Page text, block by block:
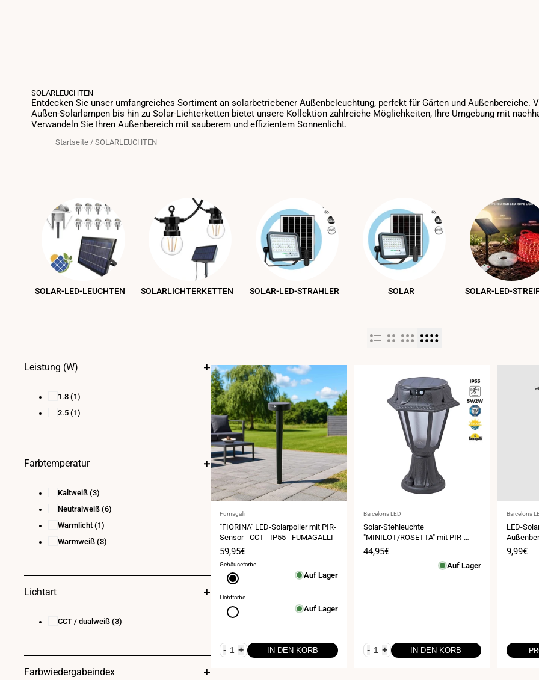
SOLARLEUCHTEN
Entdecken Sie unser umfangreiches Sortiment an solarbetriebener Außenbeleuchtung, perfekt für Gärten und Außenbereiche.
Außen-Solarlampen bis hin zu Solar-Lichterketten bietet unsere Kollektion zahlreiche Möglichkeiten, Ihre Umgebung mit
Verwandeln Sie Ihren Außenbereich mit sauberem und effizientem Sonnenlicht.
Startseite / SOLARLEUCHTEN
SOLAR-LED-LEUCHTEN SOLARLICHTERKETTEN SOLAR-LED-STRAHLER SOLAR SOLAR-LED-
Anbieter:
Fumagalli
"FIORINA" LED-Solarpoller mit PIR-
Sensor - CCT - IP55 - FUMAGALLI
Verkaufspreis
59,95€
Gehäusefarbe
Schwarz Auf Lager
Lichtfarbe
ICE Auf Lager
- + IN DEN KORB
Anbieter:
Barcelona LED
Solar-Stehleuchte
"MINILOT/ROSETTA" mit PIR-
Sensor - 4000K - 2 Betriebsmodi
Verkaufspreis
44,95€
Auf Lager
- + IN DEN KORB
Anbieter:
Barcelona
LED-
- IP65
9,99€
Leistung (W)
1.8 (1)
2.5 (1)
Farbtemperatur
Kaltweiß (3)
Neutralweiß (6)
Warmlicht (1)
Warmweiß (3)
Lichtart
CCT / dualweiß (3)
Farbwiedergabeindex